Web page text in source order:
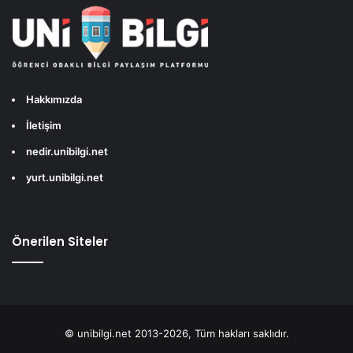
Hakkımızda
İletişim
nedir.unibilgi.net
yurt.unibilgi.net
Önerilen Siteler
© unibilgi.net 2013-2026, Tüm hakları saklıdır.